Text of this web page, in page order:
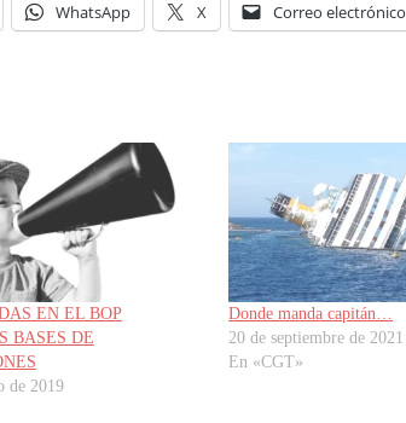
WhatsApp X Correo electrónico
EN EL BOP
BASES DE
de 2019
Donde manda capitán…
20 de septiembre de 2021
En «CGT»